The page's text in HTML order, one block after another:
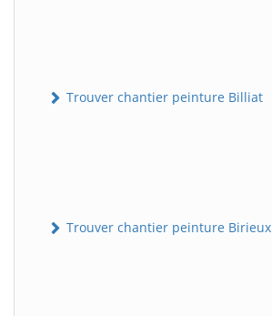
Trouver chantier peinture Billiat
Trouver chantier peinture Birieux